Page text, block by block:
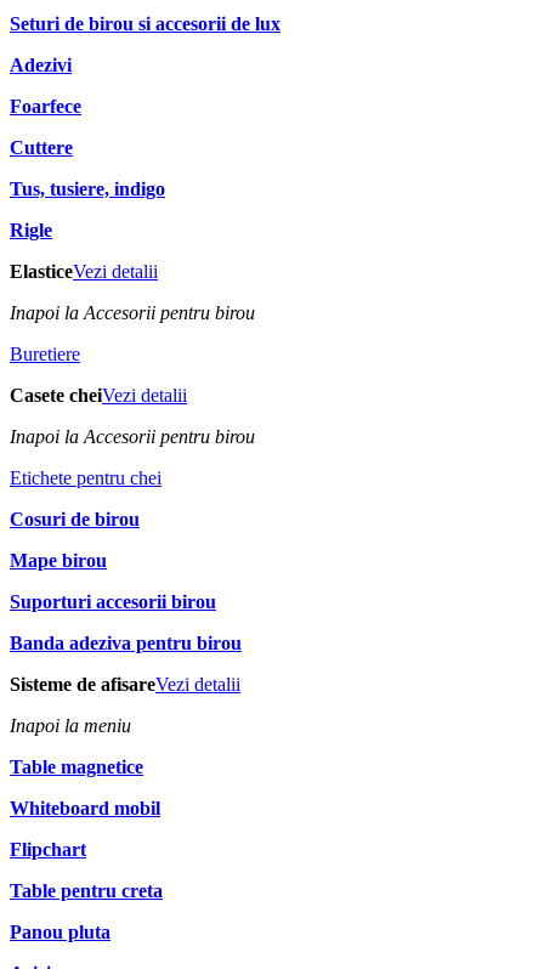
Seturi de birou si accesorii de lux
Adezivi
Foarfece
Cuttere
Tus, tusiere, indigo
Rigle
ElasticeVezi detalii
Inapoi la Accesorii pentru birou
Buretiere
Casete cheiVezi detalii
Inapoi la Accesorii pentru birou
Etichete pentru chei
Cosuri de birou
Mape birou
Suporturi accesorii birou
Banda adeziva pentru birou
Sisteme de afisareVezi detalii
Inapoi la meniu
Table magnetice
Whiteboard mobil
Flipchart
Table pentru creta
Panou pluta